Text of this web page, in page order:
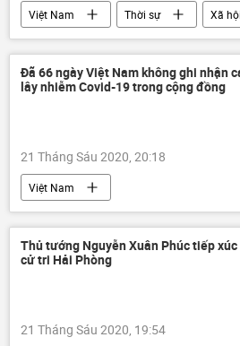
Việt Nam Thời sự Xã hội
Đã 66 ngày Việt Nam không ghi nhận
lây nhiễm Covid-19 trong cộng đồng
21 Tháng Sáu 2020, 20:18
Việt Nam
Thủ tướng Nguyễn Xuân Phúc tiếp xúc
cử tri Hải Phòng
21 Tháng Sáu 2020, 19:54